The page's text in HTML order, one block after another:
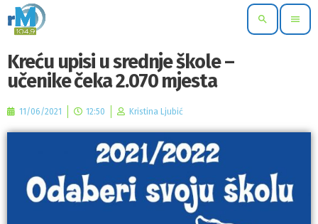
search menu
Kreću upisi u srednje škole –
učenike čeka 2.070 mjesta
11/06/2021 12:50 Kristina Ljubić